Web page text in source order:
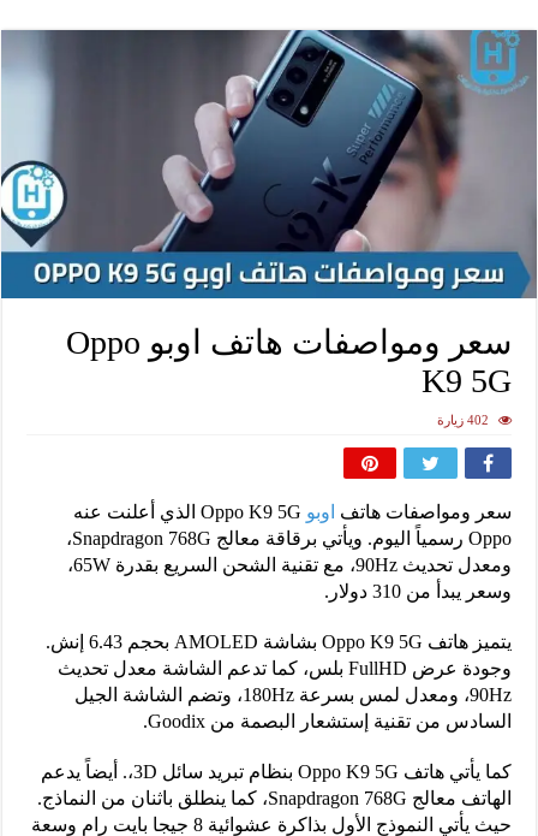
سعر ومواصفات هاتف اوبو Oppo
K9 5G
402 زيارة
سعر ومواصفات هاتف اوبو
Oppo K9 5G الذي أعلنت عنه
Oppo رسمياً اليوم. ويأتي برقاقة معالج Snapdragon 768G،
ومعدل تحديث 90Hz، مع تقنية الشحن السريع بقدرة 65W،
وسعر يبدأ من 310 دولار.
يتميز هاتف Oppo K9 5G بشاشة AMOLED بحجم 6.43 إنش.
وجودة عرض FullHD بلس، كما تدعم الشاشة معدل تحديث
90Hz، ومعدل لمس بسرعة 180Hz، وتضم الشاشة الجيل
السادس من تقنية إستشعار البصمة من Goodix.
كما يأتي هاتف Oppo K9 5G بنظام تبريد سائل 3D،. أيضاً يدعم
الهاتف معالج Snapdragon 768G، كما ينطلق باثنان من النماذج.
حيث يأتي النموذج الأول بذاكرة عشوائية 8 جيجا بايت رام وسعة